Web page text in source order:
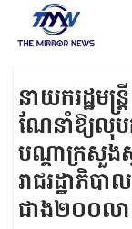
នាយករដ្ឋម
ណែនាំឱ្យលុប
បណ្ដាក្រសួង
រាជរដ្ឋាភិប
ជាង២០០លា